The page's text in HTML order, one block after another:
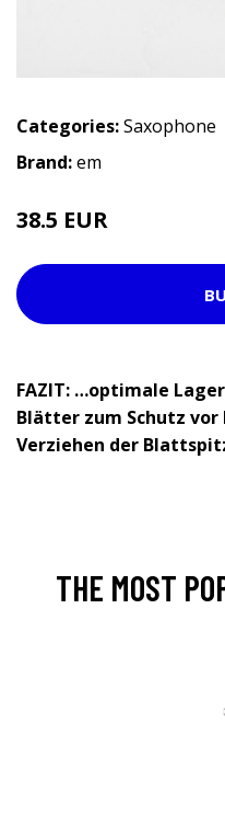
Categories:Saxophone
Brand:em
38.5 EUR
FAZIT: …optimale
Blätter zum Schutz vor
Verziehen der
THE MOST